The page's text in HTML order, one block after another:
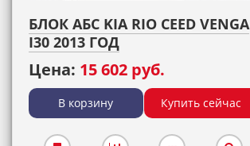
БЛОК АБС KIA RIO CEED VENGA
I30 2013 ГОД
Цена: 15 602 руб.
В корзину Купить сейчас